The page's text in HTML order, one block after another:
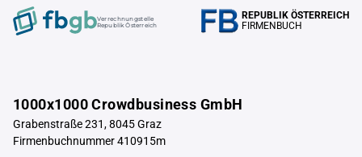
Verrechnungstelle
Republik Österreich
REPUBLIK ÖSTERREICH
FIRMENBUCH
1000x1000 Crowdbusiness GmbH
Grabenstraße 231, 8045 Graz
Firmenbuchnummer 410915m